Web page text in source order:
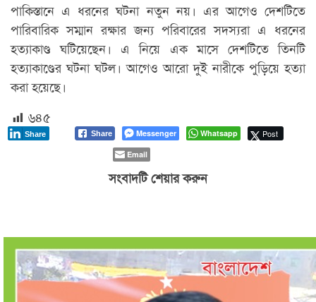
পাকিস্তানে এ ধরনের ঘটনা নতুন নয়। এর আগেও দেশটিতে
পারিবারিক সম্মান রক্ষার জন্য পরিবারের সদস্যরা এ ধরনের
হত্যাকাণ্ড ঘটিয়েছেন। এ নিয়ে এক মাসে দেশটিতে তিনটি
হত্যাকাণ্ডের ঘটনা ঘটল। আগেও আরো দুই নারীকে পুড়িয়ে হত্যা
করা হয়েছে।
৬৪৫
Share Messenger Whatsapp Post
Share
Email
সংবাদটি শেয়ার করুন